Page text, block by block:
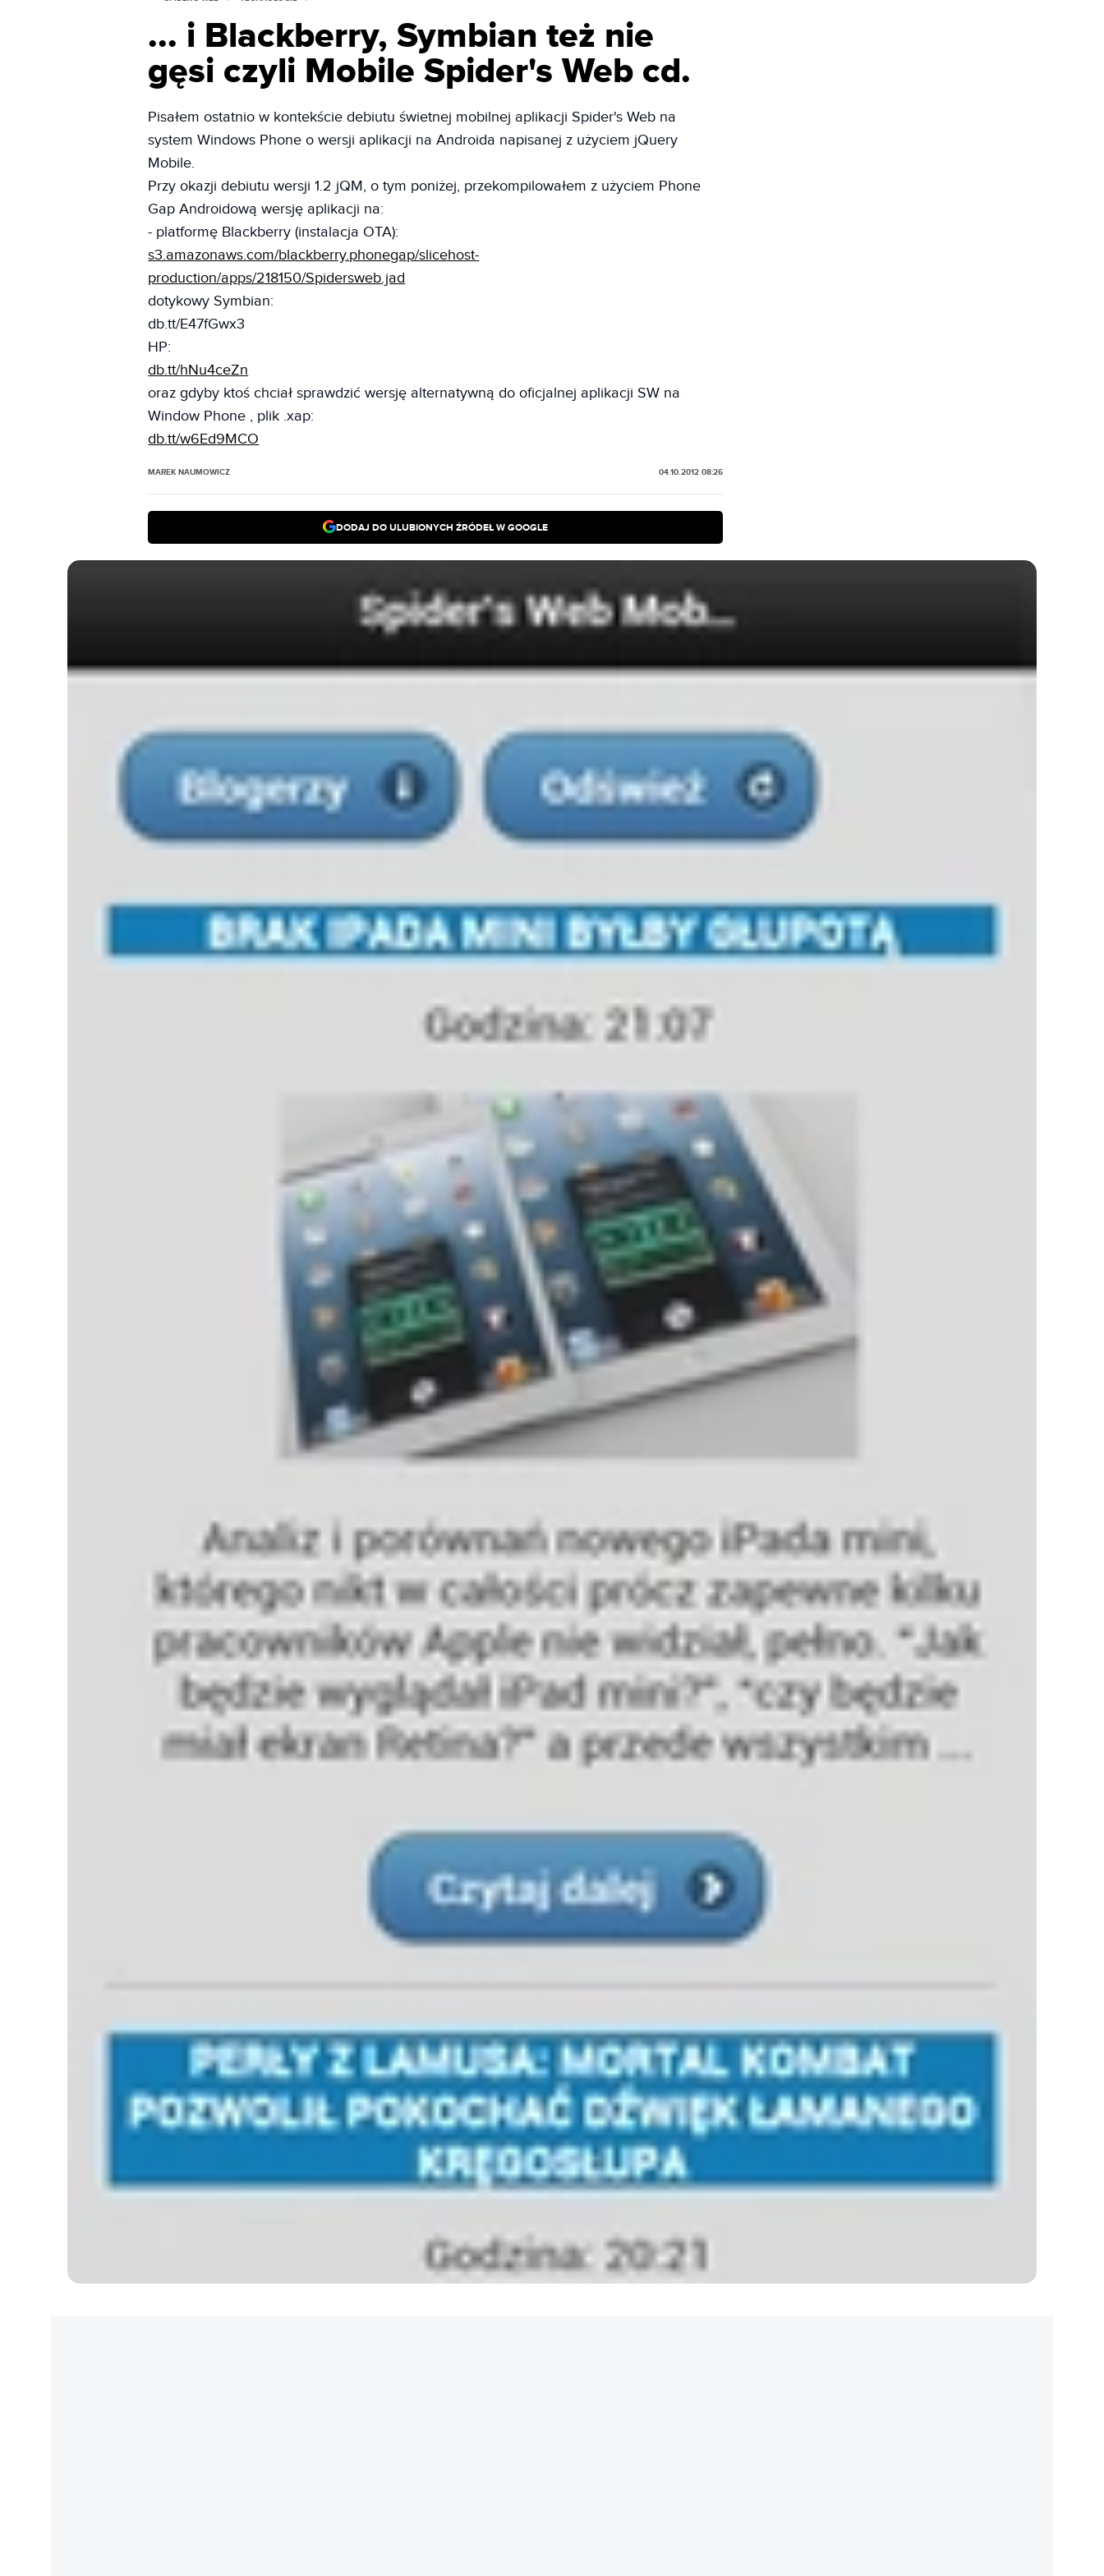
... i Blackberry, Symbian też nie
gęsi czyli Mobile Spider's Web cd.
Pisałem ostatnio w kontekście debiutu świetnej mobilnej aplikacji Spider's Web na
system Windows Phone o wersji aplikacji na Androida napisanej z użyciem jQuery
Mobile.
Przy okazji debiutu wersji 1.2 jQM, o tym poniżej, przekompilowałem z użyciem Phone
Gap Androidową wersję aplikacji na:
- platformę Blackberry (instalacja OTA):
s3.amazonaws.com/blackberry.phonegap/slicehost-
production/apps/218150/Spidersweb.jad
dotykowy Symbian:
db.tt/E47fGwx3
HP:
db.tt/hNu4ceZn
oraz gdyby ktoś chciał sprawdzić wersję alternatywną do oficjalnej aplikacji SW na
Window Phone , plik .xap:
db.tt/w6Ed9MCO
MAREK NAUMOWICZ 04.10.2012 08:26
DODAJ DO ULUBIONYCH ŹRÓDEŁ W GOOGLE